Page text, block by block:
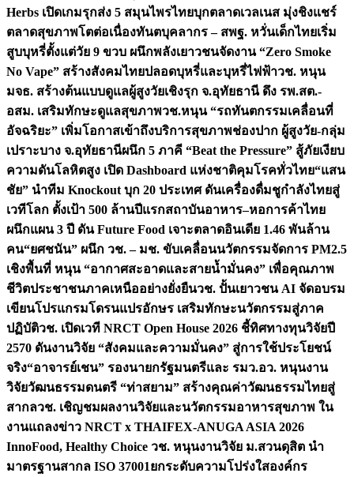
Herbs เปิดเกมรุกส่ง 5 สมุนไพรไทยบุกตลาดเวลเนส มุ่งชิงแชร์
ตลาดสุขภาพโตต่อเนื่องทันตบุคลากร – สพฐ. หวั่นเด็กไทยเริ่ม
สูบบุหรี่ตั้งแต่วัย 9 ขวบ ผนึกพลังเยาวชนจัดงาน “Zero Smoke
No Vape” สร้างสังคมไทยปลอดบุหรี่และบุหรี่ไฟฟ้าวช. หนุน
มจธ. สร้างต้นแบบดูแลผู้สูงวัยเชิงรุก จ.อุทัยธานี ดึง รพ.สต.-
อสม. เสริมทักษะดูแลสุขภาพวช.หนุน “รถทันตกรรมเคลื่อนที่
อัจฉริยะ” เพิ่มโอกาสเข้าถึงบริการสุขภาพช่องปาก ผู้สูงวัย-กลุ่ม
เปราะบาง จ.อุทัยธานีผนึก 5 ภาคี “Beat the Pressure” สู้ภัยเงียบ
ความดันโลหิตสูง เปิด Dashboard แห่งชาติคุมโรคทั่วไทย“แสน
ชัย” นำทีม Knockout บุก 20 ประเทศ ดันเครื่องดื่มชูกำลังไทยสู่
เวทีโลก ตั้งเป้า 500 ล้านปีแรกสถาบันอาหาร–หอการค้าไทย
ผนึกแผน 3 ปี ดัน Future Food เจาะตลาดอินเดีย 1.46 พันล้าน
คน“ยศชนัน” ผนึก วช. – มช. ขับเคลื่อนนวัตกรรมจัดการ PM2.5
เชิงพื้นที่ หนุน “อากาศสะอาดและสายน้ำมั่นคง” เพื่อคุณภาพ
ชีวิตประชาชนภาคเหนืออย่างยั่งยืนวช. ปั้นเยาวชน AI จัดอบรม
เขียนโปรแกรมโดรนแปรอักษร เสริมทักษะนวัตกรรมสู่ภาค
ปฏิบัติวช. เปิดเวที NRCT Open House 2026 ชี้ทิศทางทุนวิจัยปี
2570 ดันงานวิจัย “สังคมและความมั่นคง” สู่การใช้ประโยชน์
จริง“อาจารย์เชน” รองนายกรัฐมนตรีและ รมว.อว. หนุนงาน
วิจัยวัฒนธรรมดนตรี “ท่าสยาม” สร้างคุณค่าวัฒนธรรมไทยสู่
สากลวช. เชิญชมผลงานวิจัยและนวัตกรรมอาหารสุขภาพ ใน
งานแถลงข่าว NRCT x THAIFEX-ANUGA ASIA 2026
InnoFood, Healthy Choice วช. หนุนงานวิจัย ม.สวนดุสิต นำ
มาตรฐานสากล ISO 37001ยกระดับความโปร่งใสองค์กร